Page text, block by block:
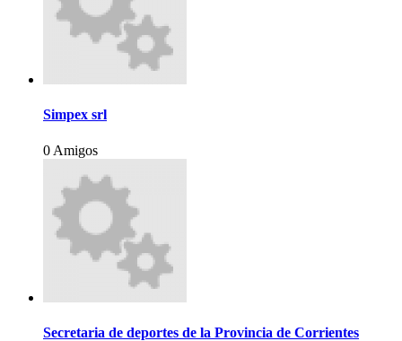
Simpex srl
0 Amigos
Secretaria de deportes de la Provincia de Corrientes